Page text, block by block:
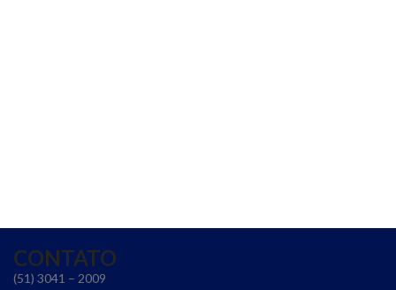
CONTATO
(51) 3041 – 2009